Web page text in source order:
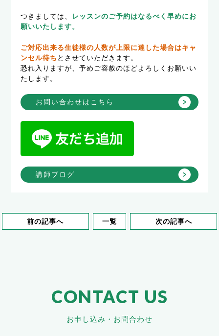
つきましては、 レッスンのご予約はなるべく早めにお
願いいたします。
ご対応出来る生徒様の人数が上限に達した場合はキャ
ンセル待ち とさせていただきます。
恐れ入りますが、予めご容赦のほどよろしくお願いい
たします。
お問い合わせはこちら
講師ブログ
前の記事へ 一覧 次の記事へ
CONTACT US
お申し込み・お問合わせ